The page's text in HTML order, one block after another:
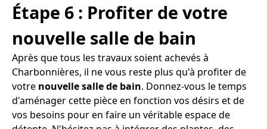
Étape 6 : Profiter de votre
nouvelle salle de bain
Après que tous les travaux soient achevés à
Charbonnières, il ne vous reste plus qu'à profiter de
votre nouvelle salle de bain. Donnez-vous le temps
d'aménager cette pièce en fonction vos désirs et de
vos besoins pour en faire un véritable espace de